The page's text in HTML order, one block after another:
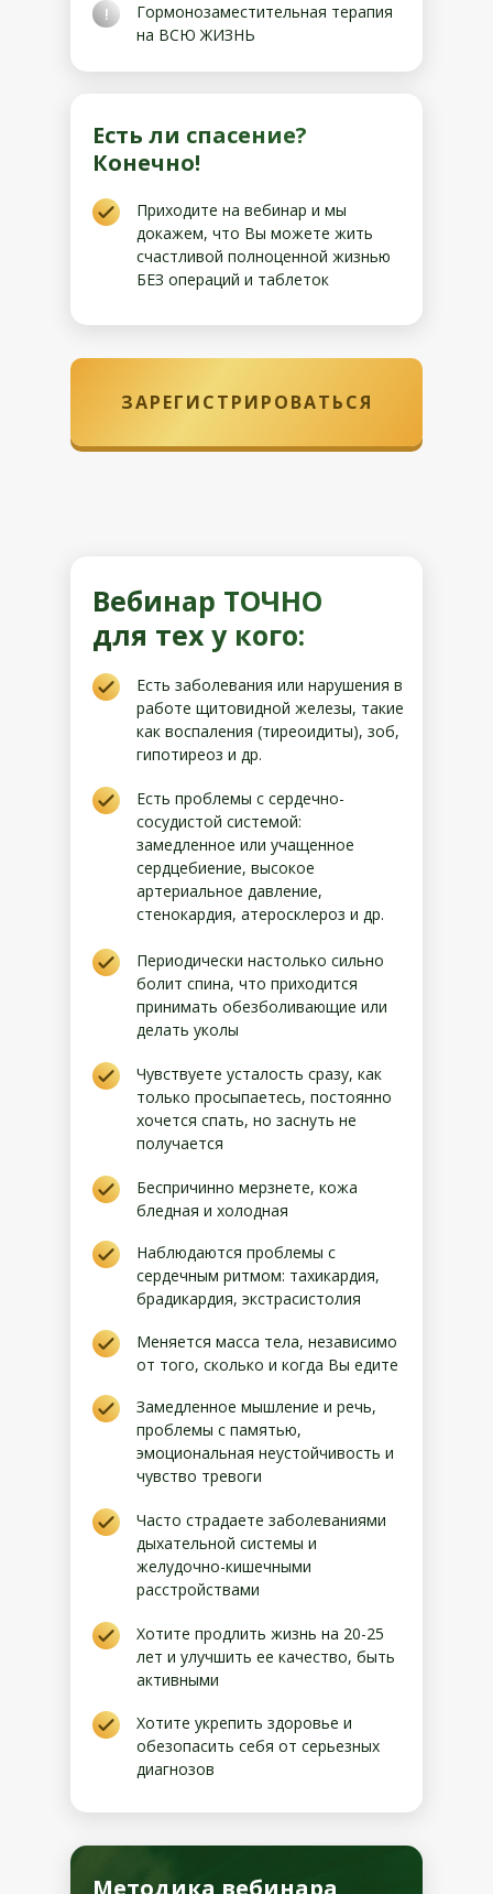
Гормонозаместительная терапия
на ВСЮ ЖИЗНЬ
Есть ли спасение?
Конечно!
Приходите на вебинар и мы
докажем, что Вы можете жить
счастливой полноценной жизнью
БЕЗ операций и таблеток
ЗАРЕГИСТРИРОВАТЬСЯ
!
Вебинар ТОЧНО
для тех у кого:
Есть проблемы с сердечно-
сосудистой системой:
замедленное или учащенное
сердцебиение, высокое
артериальное давление,
стенокардия, атеросклероз и др.
Периодически настолько сильно
болит спина, что приходится
принимать обезболивающие или
делать уколы
Чувствуете усталость сразу, как
только просыпаетесь, постоянно
хочется спать, но заснуть не
получается
Беспричинно мерзнете, кожа
бледная и холодная
Наблюдаются проблемы с
сердечным ритмом: тахикардия,
брадикардия, экстрасистолия
Меняется масса тела, независимо
от того, сколько и когда Вы едите
Замедленное мышление и речь,
проблемы с памятью,
эмоциональная неустойчивость и
чувство тревоги
Часто страдаете заболеваниями
дыхательной системы и
желудочно-кишечными
расстройствами
Методика вебинара
Есть заболевания или нарушения в
работе щитовидной железы, такие
как воспаления (тиреоидиты), зоб,
гипотиреоз и др.
Хотите продлить жизнь на 20-25
лет и улучшить ее качество, быть
активными
Хотите укрепить здоровье и
обезопасить себя от серьезных
диагнозов